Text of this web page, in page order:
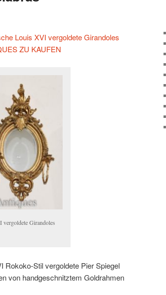
Louis XVI vergoldete Girandoles
ZU KAUFEN
Girandoles
Rokoko-Stil vergoldete Pier Spiegel
von handgeschnitztem Goldrahmen